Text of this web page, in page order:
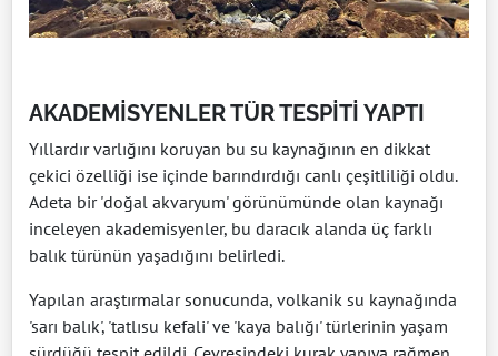
AKADEMİSYENLER TÜR TESPİTİ YAPTI
Yıllardır varlığını koruyan bu su kaynağının en dikkat
çekici özelliği ise içinde barındırdığı canlı çeşitliliği oldu.
Adeta bir 'doğal akvaryum' görünümünde olan kaynağı
inceleyen akademisyenler, bu daracık alanda üç farklı
balık türünün yaşadığını belirledi.
Yapılan araştırmalar sonucunda, volkanik su kaynağında
'sarı balık', 'tatlısu kefali' ve 'kaya balığı' türlerinin yaşam